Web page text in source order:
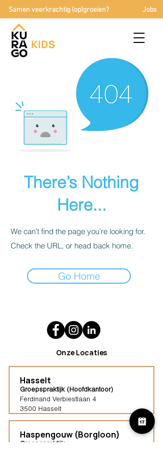
Samen veerkrachtig (op)groeien? Jobs
There’s Nothing
Here...
We can’t find the page you’re looking for.
Check the URL, or head back home.
Go Home
Onze Locaties
Hasselt
Groepspraktijk (Hoofdkantoor)
Ferdinand Verbiestlaan 4
3500 Hasselt
Haspengouw (Borgloon)